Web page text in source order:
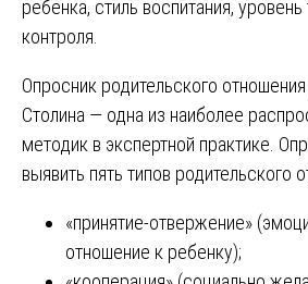
ребенка, стиль воспитания,
контроля.
Опросник родительского
Столина — одна из наиболее
методик в экспертной практике.
выявить пять типов родительского
«принятие-отвержение»
отношение к ребенку);